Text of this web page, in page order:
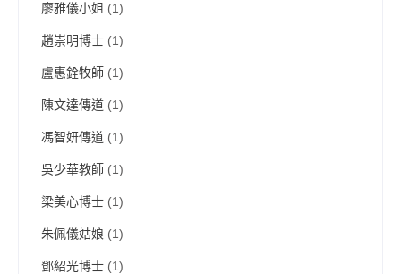
廖雅儀小姐 (1)
趙崇明博士 (1)
盧惠銓牧師 (1)
陳文達傳道 (1)
馮智妍傳道 (1)
吳少華教師 (1)
梁美心博士 (1)
朱佩儀姑娘 (1)
鄧紹光博士 (1)